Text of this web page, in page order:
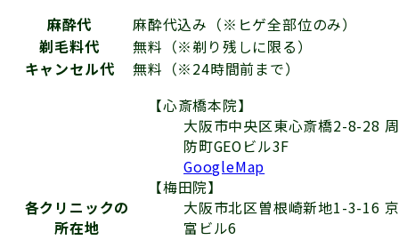
麻酔代
麻酔代込み（※ヒゲ全部位のみ）
剃毛料代
無料（※剃り残しに限る）
キャンセル代
無料（※24時間前まで）
各クリニックの
所在地
【心斎橋本院】
大阪市中央区東心斎橋2-8-28 周
防町GEOビル3F
GoogleMap
【梅田院】
大阪市北区曽根崎新地1-3-16 京
富ビル6